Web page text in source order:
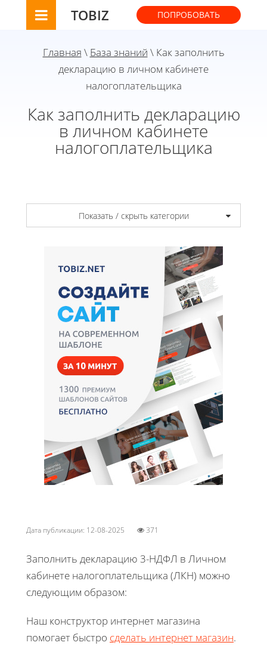
TOBIZ ПОПРОБОВАТЬ
Главная \ База знаний \ Как заполнить
декларацию в личном кабинете
налогоплательщика
Как заполнить декларацию
в личном кабинете
налогоплательщика
Показать / скрыть категории
Дата публикации: 12-08-2025 371
Заполнить декларацию 3-НДФЛ в Личном
кабинете налогоплательщика (ЛКН) можно
следующим образом:
Наш конструктор интернет магазина
помогает быстро сделать интернет магазин.